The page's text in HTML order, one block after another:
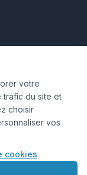
votre
trafic du site et
choisir
vos
cookies